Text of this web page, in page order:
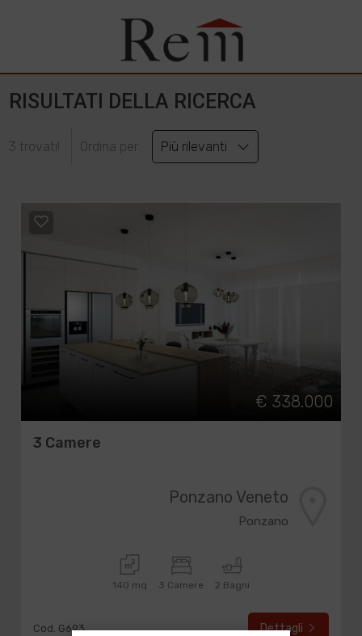
RISULTATI DELLA RICERCA
3 trovati! Ordina per: Più rilevanti
€ 338.000
3 Camere
Ponzano Veneto
Ponzano
140 mq 3 Camere 2 Bagni
Cod. G693 Dettagli